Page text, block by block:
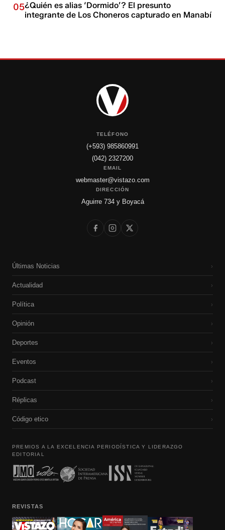
05¿Quién es alias ‘Dormido’? El presunto
integrante de Los Choneros capturado en Manabí
TELÉFONO
(+593) 985860991
(042) 2327200
EMAIL
webmaster@vistazo.com
DIRECCIÓN
Aguirre 734 y Boyacá
Últimas Noticias ›
Actualidad ›
Política ›
Opinión ›
Deportes ›
Eventos ›
Podcast ›
Réplicas ›
Código etico ›
PREMIOS A LA EXCELENCIA PERIODÍSTICA Y LIDERAZGO
EDITORIAL
REVISTAS